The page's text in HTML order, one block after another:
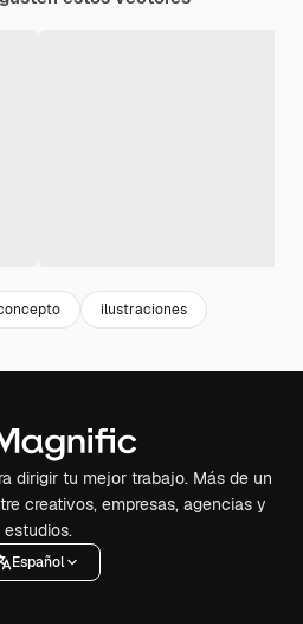
ilustraciones
dirigir tu mejor trabajo. Más de un
creativos, empresas, agencias y
estudios.
Español